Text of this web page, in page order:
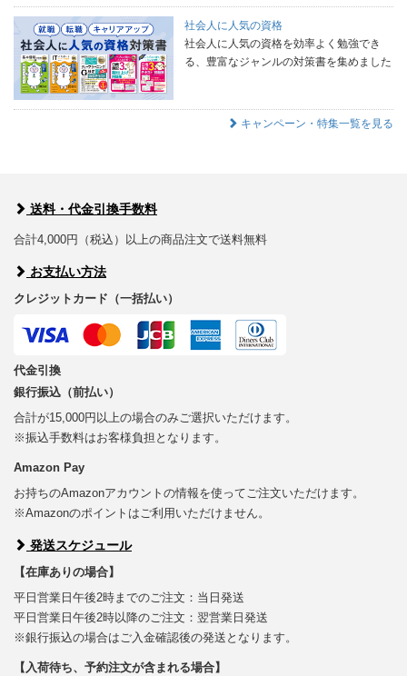
社会人に人気の資格
社会人に人気の資格を効率よく勉強でき
る、豊富なジャンルの対策書を集めました
キャンペーン・特集一覧を見る
送料・代金引換手数料
合計4,000円（税込）以上の商品注文で送料無料
お支払い方法
クレジットカード（一括払い）
代金引換
銀行振込（前払い）
合計が15,000円以上の場合のみご選択いただけます。
※振込手数料はお客様負担となります。
Amazon Pay
お持ちのAmazonアカウントの情報を使ってご注文いただけます。
※Amazonのポイントはご利用いただけません。
発送スケジュール
【在庫ありの場合】
平日営業日午後2時までのご注文：当日発送
平日営業日午後2時以降のご注文：翌営業日発送
※銀行振込の場合はご入金確認後の発送となります。
【入荷待ち、予約注文が含まれる場合】